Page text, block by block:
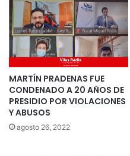
MARTÍN PRADENAS FUE
CONDENADO A 20 AÑOS DE
PRESIDIO POR VIOLACIONES
Y ABUSOS
agosto 26, 2022